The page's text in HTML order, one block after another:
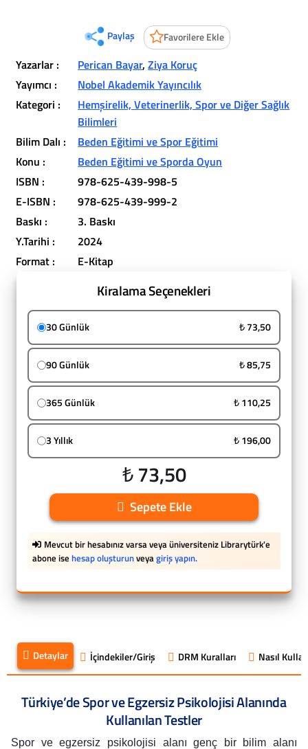
Paylaş Favorilere Ekle
Yazarlar : Perican Bayar,Ziya Koruç
Yayımcı :
Nobel Akademik Yayıncılık
Kategori :
Hemşirelik, Veterinerlik, Spor ve Diğer Sağlık
Bilimleri
Bilim Dalı :
Beden Eğitimi ve Spor Eğitimi
Konu :
Beden Eğitimi ve Sporda Oyun
ISBN :
978-625-439-998-5
E-ISBN :
978-625-439-999-2
Baskı :
3. Baskı
Y.Tarihi :
2024
Format :
E-Kitap
Kiralama Seçenekleri
30 Günlük ₺ 73,50
90 Günlük ₺ 85,75
365 Günlük ₺ 110,25
3 Yıllık ₺ 196,00
₺ 73,50
Sepete Ekle
Mevcut bir hesabınız varsa veya üniversiteniz Librarytürk'e
abone ise hesap oluşturunveyagiriş yapın.
Detaylar İçindekiler/Giriş DRM Kuralları Nasıl
Türkiye’de Spor ve Egzersiz Psikolojisi Alanında
Kullanılan Testler
Spor ve egzersiz psikolojisi alanı genç bir bilim alanı